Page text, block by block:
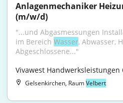
Anlagenmechaniker
(m/w/d)
"...und Abgasmessungen
im Bereich Wasser, Abwasser,
Abgeschlossene..."
Vivawest Handwerksleistungen
Gelsenkirchen, RaumVelbert